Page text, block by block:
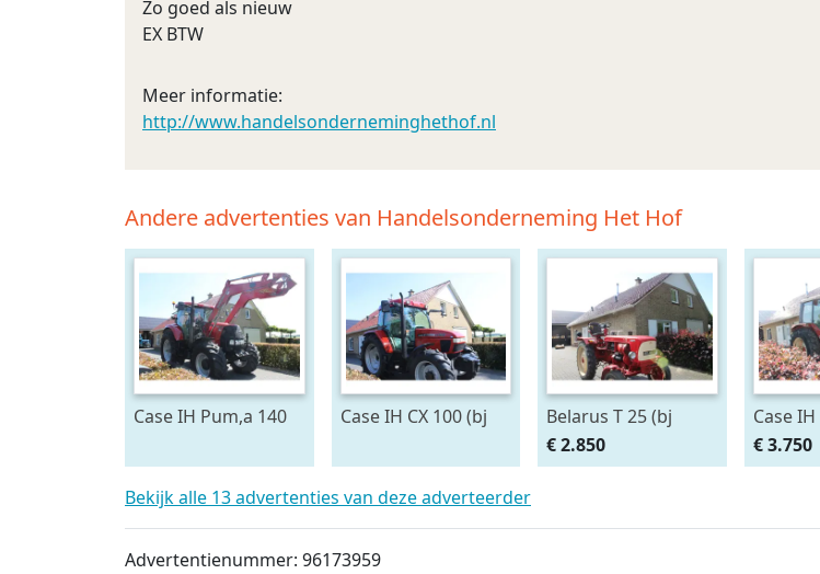
Zo goed als nieuw
EX BTW
Meer informatie:
http://www.handelsonderneminghethof.nl
Andere advertenties van Handelsonderneming Het Hof
Case IH Pum,a 140
2011)
Case IH CX 100 (bj
Belarus T 25 (bj
1973)
€ 2.850
Case
€ 3.750
Bekijk alle 13 advertenties van deze adverteerder
Advertentienummer: 96173959